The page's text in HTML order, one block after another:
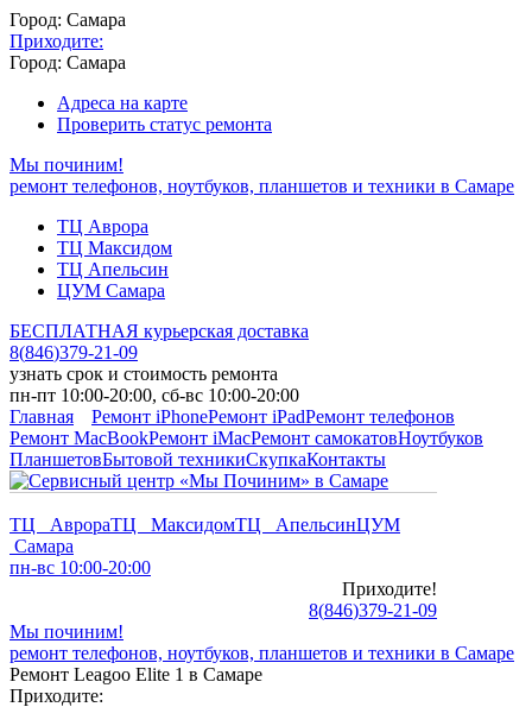
Город: Самара
Приходите:
Город: Самара
Адреса на карте
Проверить статус ремонта
Мы починим!
ремонт телефонов, ноутбуков, планшетов и техники в Самаре
ТЦ Аврора
ТЦ Максидом
ТЦ Апельсин
ЦУМ Самара
БЕСПЛАТНАЯ курьерская доставка
8(846)379-21-09
узнать срок и стоимость ремонта
пн-пт 10:00-20:00, сб-вс 10:00-20:00
Главная
Ремонт iPhoneРемонт iPadРемонт телефонов
Ремонт MacBookРемонт iMacРемонт самокатовНоутбуков
ПланшетовБытовой техникиСкупкаКонтакты
ТЦ АврораТЦ МаксидомТЦ АпельсинЦУМ
Самара
пн-вс 10:00-20:00
Приходите!
8(846)379-21-09
Мы починим!
ремонт телефонов, ноутбуков, планшетов и техники в Самаре
Ремонт Leagoo Elite 1 в Самаре
Приходите: